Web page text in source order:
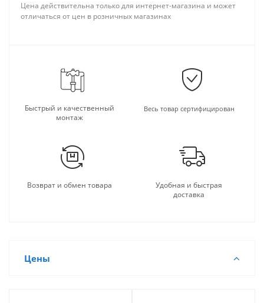
Цена действительна только для интернет-магазина и может
отличаться от цен в розничных магазинах
Быстрый и качественный
монтаж
Весь товар сертифицирован
Возврат и обмен товара
Удобная и быстрая
доставка
Цены